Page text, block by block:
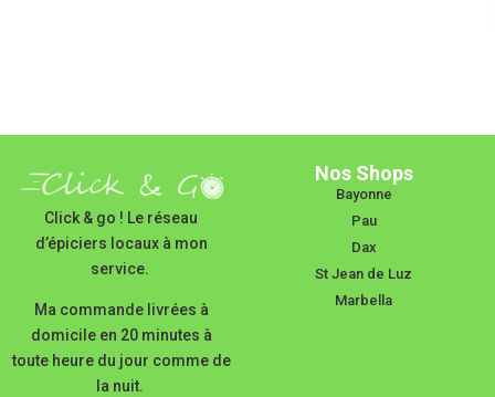
Click & go ! Le réseau
d’épiciers locaux à mon
service.
Ma commande livrées à
domicile en 20 minutes à
toute heure du jour comme de
la nuit.
Nos Shops
Bayonne
Pau
Dax
St Jean de Luz
Marbella